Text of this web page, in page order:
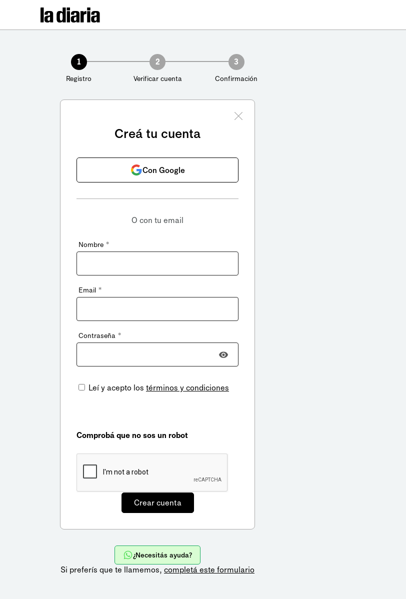
1
Registro
2
Verificar cuenta
3
Confirmación
Creá tu cuenta
Con Google
O con tu email
Nombre *
Email *
Contraseña *
Leí y acepto los términos y condiciones
Comprobá que no sos un robot
¿Necesitás ayuda?
Si preferís que te llamemos, completá este formulario